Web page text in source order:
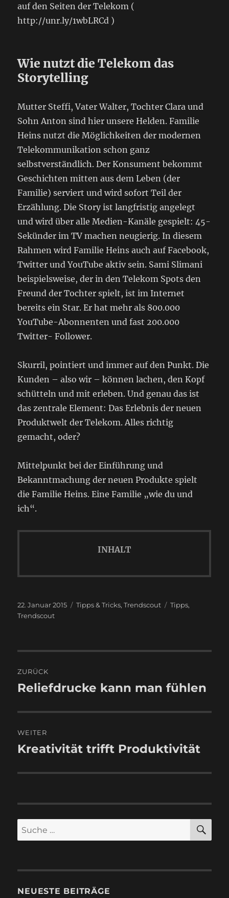
auf den Seiten der Telekom (
http://unr.ly/1wbLRCd )
Wie nutzt die Telekom das
Storytelling
Mutter Steffi, Vater Walter, Tochter Clara und
Sohn Anton sind hier unsere Helden. Familie
Heins nutzt die Möglichkeiten der modernen
Telekommunikation schon ganz
selbstverständlich. Der Konsument bekommt
Geschichten mitten aus dem Leben (der
Familie) serviert und wird sofort Teil der
Erzählung. Die Story ist langfristig angelegt
und wird über alle Medien-Kanäle gespielt: 45-
Sekünder im TV machen neugierig. In diesem
Rahmen wird Familie Heins auch auf Facebook,
Twitter und YouTube aktiv sein. Sami Slimani
beispielsweise, der in den Telekom Spots den
Freund der Tochter spielt, ist im Internet
bereits ein Star. Er hat mehr als 800.000
YouTube-Abonnenten und fast 200.000
Twitter- Follower.
Skurril, pointiert und immer auf den Punkt. Die
Kunden – also wir – können lachen, den Kopf
schütteln und mit erleben. Und genau das ist
das zentrale Element: Das Erlebnis der neuen
Produktwelt der Telekom. Alles richtig
gemacht, oder?
Mittelpunkt bei der Einführung und
Bekanntmachung der neuen Produkte spielt
die Familie Heins. Eine Familie „wie du und
ich“.
INHALT
Veröffentlicht
am
22. Januar 2015 Kategorien
Tipps & Tricks,Trendscout Schlagwörter
Tipps,
Trendscout
ZURÜCK
Vorheriger
Reliefdrucke kann man fühlen
WEITER
Nächster
Kreativität trifft Produktivität
Suche
nach:
NEUESTE BEITRÄGE